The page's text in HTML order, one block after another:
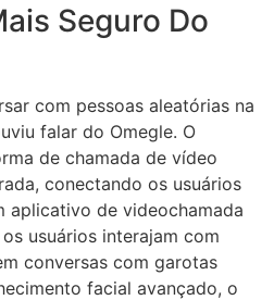
Seguro Do
com pessoas aleatórias na
falar do Omegle. O
de chamada de vídeo
conectando os usuários
aplicativo de videochamada
usuários interajam com
conversas com garotas
facial avançado, o